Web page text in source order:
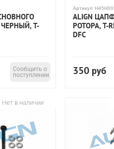
ЧЕРНЫЙ, T-
Сообщить о
поступлении
Артикул:
ALIGN
РОТОРА, T-
DFC
350 руб
Нет в наличии